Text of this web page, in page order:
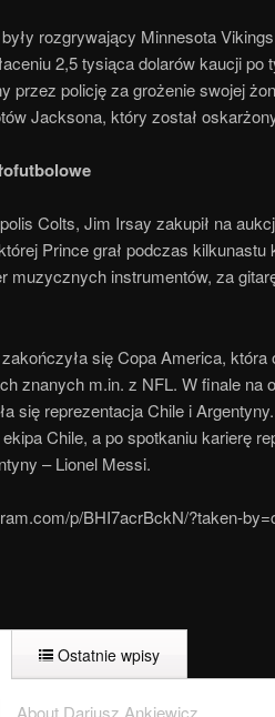
rozgrywający Minnesota
2,5 tysiąca dolarów kaucji
przez policję za grożenie swojej
Jacksona, który został
Colts, Jim Irsay zakupił na
Prince grał podczas
muzycznych instrumentów, za
się Copa America, która
znanych m.in. z NFL. W finale na
się reprezentacja Chile i
Chile, a po spotkaniu karierę
– Lionel Messi.
p/BHI7acrBckN/?taken-
Ostatnie wpisy
About Dariusz Ankiewicz